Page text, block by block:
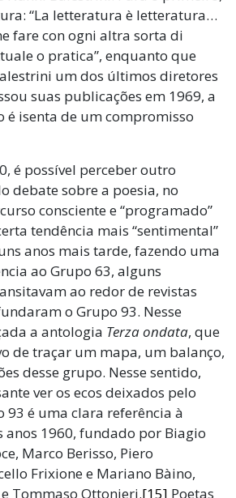
“La letteratura è letteratura…
fare con ogni altra sorta di
o pratica”, enquanto que
um dos últimos diretores
suas publicações em 1969, a
é isenta de um compromisso
é possível perceber outro
debate sobre a poesia, no
consciente e “programado”
tendência mais “sentimental”
anos mais tarde, fazendo uma
ao Grupo 63, alguns
ao redor de revistas
o Grupo 93. Nesse
a antologia Terza ondata, que
de traçar um mapa, um balanço,
desse grupo. Nesse sentido,
ver os ecos deixados pelo
93 é uma clara referência à
anos 1960, fundado por Biagio
Marco Berisso, Piero
Frixione e Mariano Bàino,
Tommaso Ottonieri.[15] Poetas